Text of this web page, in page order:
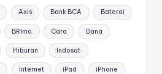
Axis Bank BCA Baterai
BRImo Cara Dana
Hiburan Indosat
Internet iPad iPhone